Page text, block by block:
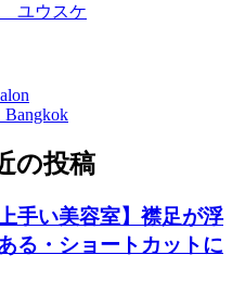
ユウスケ
の投稿
手い美容室】襟足が浮
る・ショートカットに